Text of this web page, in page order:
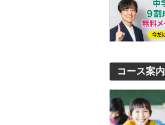
コース案内